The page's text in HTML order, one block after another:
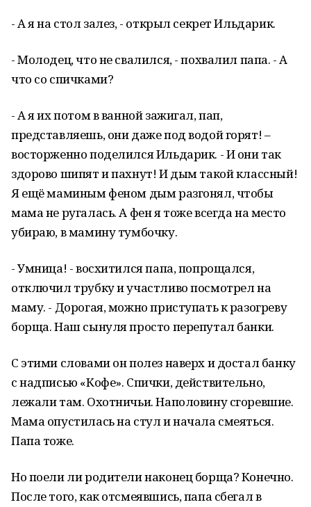
- А я на стол залез, - открыл секрет Ильдарик.
- Молодец, что не свалился, - похвалил папа. - А
что со спичками?
- А я их потом в ванной зажигал, пап,
представляешь, они даже под водой горят! –
восторженно поделился Ильдарик. - И они так
здорово шипят и пахнут! И дым такой классный!
Я ещё маминым феном дым разгонял, чтобы
мама не ругалась. А фен я тоже всегда на место
убираю, в мамину тумбочку.
- Умница! - восхитился папа, попрощался,
отключил трубку и участливо посмотрел на
маму. - Дорогая, можно приступать к разогреву
борща. Наш сынуля просто перепутал банки.
С этими словами он полез наверх и достал банку
с надписью «Кофе». Спички, действительно,
лежали там. Охотничьи. Наполовину сгоревшие.
Мама опустилась на стул и начала смеяться.
Папа тоже.
Но поели ли родители наконец борща? Конечно.
После того, как отсмеявшись, папа сбегал в